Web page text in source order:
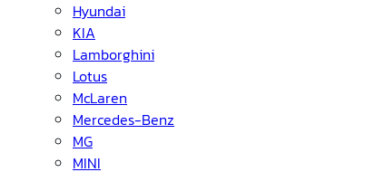
Hyundai
KIA
Lamborghini
Lotus
McLaren
Mercedes-Benz
MG
MINI